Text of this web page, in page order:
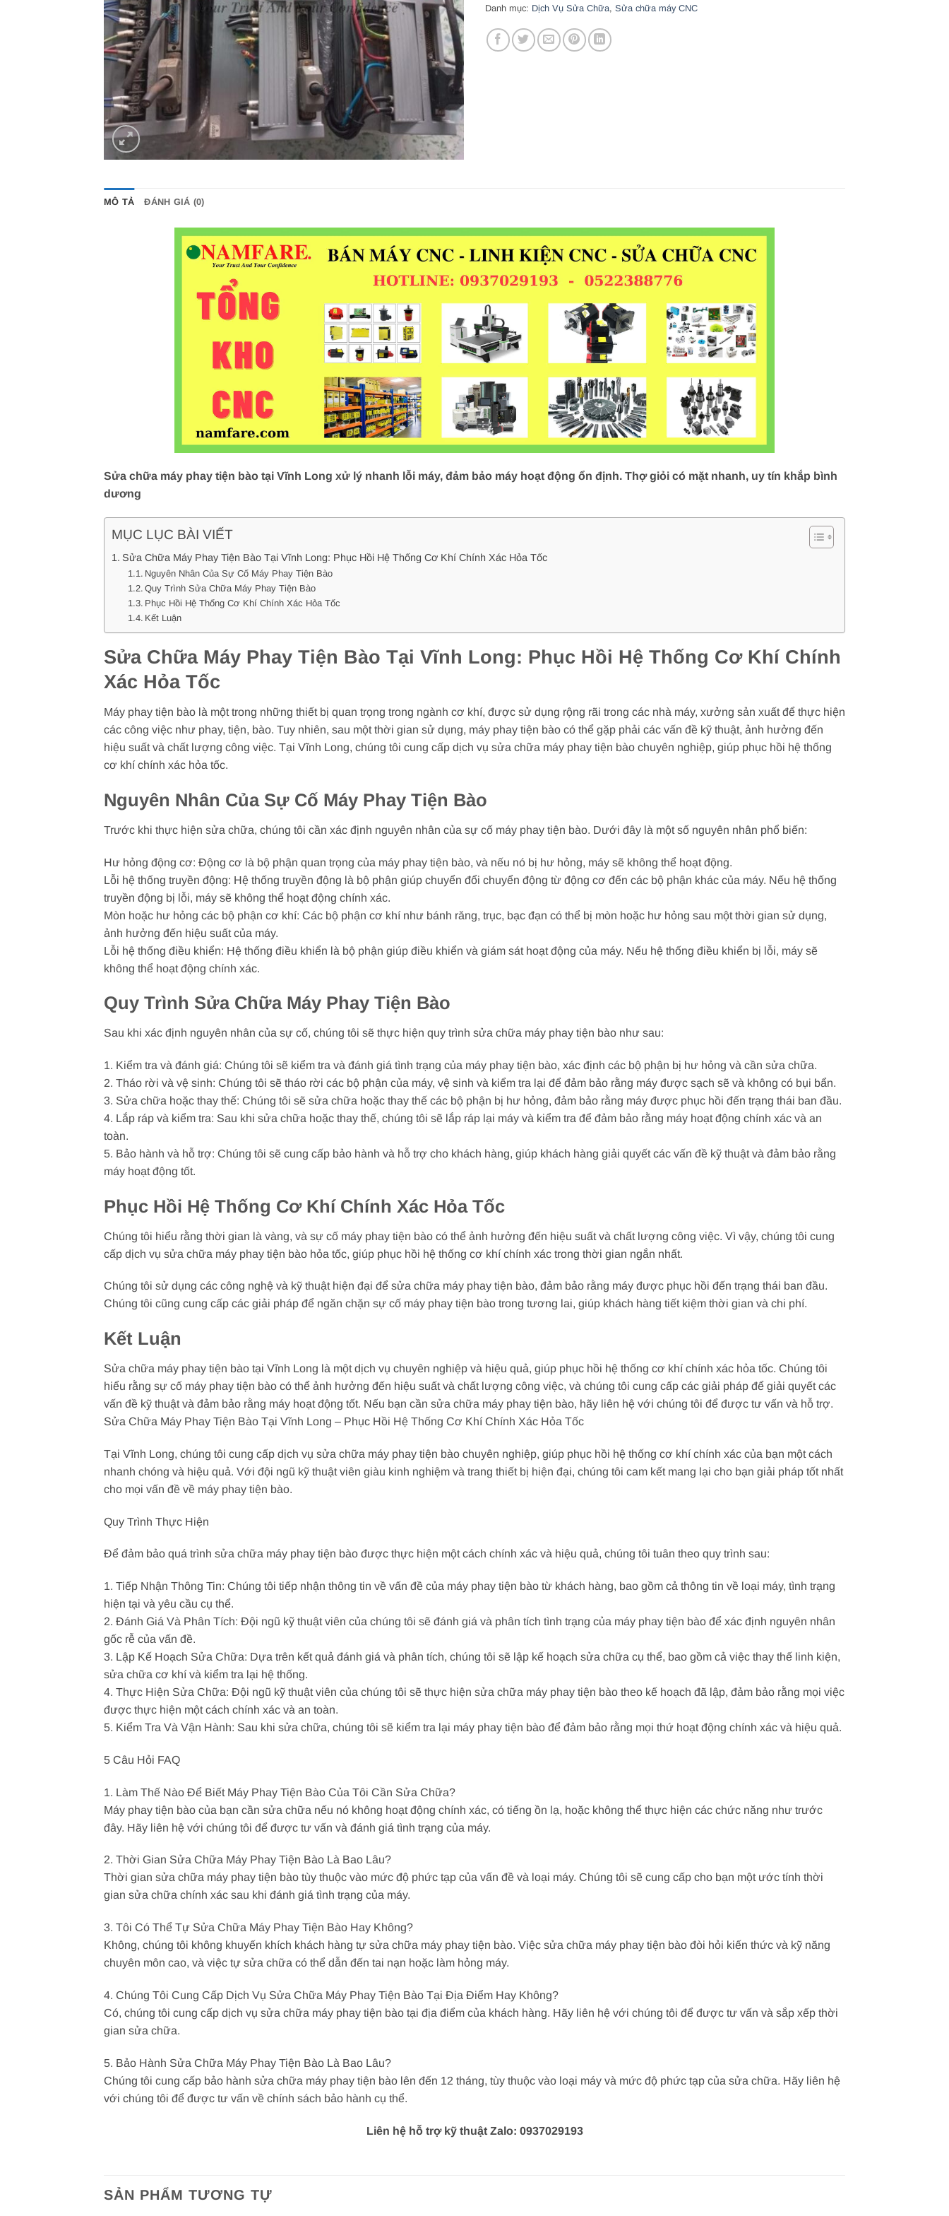
Danh mục: Dịch Vụ Sửa Chữa, Sửa chữa máy CNC
MÔ TẢ ĐÁNH GIÁ (0)
Sửa chữa máy phay tiện bào tại Vĩnh Long xử lý nhanh lỗi máy, đảm bảo máy hoạt động ổn định. Thợ giỏi có mặt nhanh, uy tín khắp bình
dương
MỤC LỤC BÀI VIẾT
Sửa Chữa Máy Phay Tiện Bào Tại Vĩnh Long: Phục Hồi Hệ Thống Cơ Khí Chính Xác Hỏa Tốc
Nguyên Nhân Của Sự Cố Máy Phay Tiện Bào
Quy Trình Sửa Chữa Máy Phay Tiện Bào
Phục Hồi Hệ Thống Cơ Khí Chính Xác Hỏa Tốc
Kết Luận
Sửa Chữa Máy Phay Tiện Bào Tại Vĩnh Long: Phục Hồi Hệ Thống Cơ Khí Chính
Xác Hỏa Tốc
Máy phay tiện bào là một trong những thiết bị quan trọng trong ngành cơ khí, được sử dụng rộng rãi trong các nhà máy, xưởng sản xuất để thực hiện
các công việc như phay, tiện, bào. Tuy nhiên, sau một thời gian sử dụng, máy phay tiện bào có thể gặp phải các vấn đề kỹ thuật, ảnh hưởng đến
hiệu suất và chất lượng công việc. Tại Vĩnh Long, chúng tôi cung cấp dịch vụ sửa chữa máy phay tiện bào chuyên nghiệp, giúp phục hồi hệ thống
cơ khí chính xác hỏa tốc.
Nguyên Nhân Của Sự Cố Máy Phay Tiện Bào
Trước khi thực hiện sửa chữa, chúng tôi cần xác định nguyên nhân của sự cố máy phay tiện bào. Dưới đây là một số nguyên nhân phổ biến:
Hư hỏng động cơ: Động cơ là bộ phận quan trọng của máy phay tiện bào, và nếu nó bị hư hỏng, máy sẽ không thể hoạt động.
Lỗi hệ thống truyền động: Hệ thống truyền động là bộ phận giúp chuyển đổi chuyển động từ động cơ đến các bộ phận khác của máy. Nếu hệ thống
truyền động bị lỗi, máy sẽ không thể hoạt động chính xác.
Mòn hoặc hư hỏng các bộ phận cơ khí: Các bộ phận cơ khí như bánh răng, trục, bạc đạn có thể bị mòn hoặc hư hỏng sau một thời gian sử dụng,
ảnh hưởng đến hiệu suất của máy.
Lỗi hệ thống điều khiển: Hệ thống điều khiển là bộ phận giúp điều khiển và giám sát hoạt động của máy. Nếu hệ thống điều khiển bị lỗi, máy sẽ
không thể hoạt động chính xác.
Quy Trình Sửa Chữa Máy Phay Tiện Bào
Sau khi xác định nguyên nhân của sự cố, chúng tôi sẽ thực hiện quy trình sửa chữa máy phay tiện bào như sau:
1. Kiểm tra và đánh giá: Chúng tôi sẽ kiểm tra và đánh giá tình trạng của máy phay tiện bào, xác định các bộ phận bị hư hỏng và cần sửa chữa.
2. Tháo rời và vệ sinh: Chúng tôi sẽ tháo rời các bộ phận của máy, vệ sinh và kiểm tra lại để đảm bảo rằng máy được sạch sẽ và không có bụi bẩn.
3. Sửa chữa hoặc thay thế: Chúng tôi sẽ sửa chữa hoặc thay thế các bộ phận bị hư hỏng, đảm bảo rằng máy được phục hồi đến trạng thái ban đầu.
4. Lắp ráp và kiểm tra: Sau khi sửa chữa hoặc thay thế, chúng tôi sẽ lắp ráp lại máy và kiểm tra để đảm bảo rằng máy hoạt động chính xác và an
toàn.
5. Bảo hành và hỗ trợ: Chúng tôi sẽ cung cấp bảo hành và hỗ trợ cho khách hàng, giúp khách hàng giải quyết các vấn đề kỹ thuật và đảm bảo rằng
máy hoạt động tốt.
Phục Hồi Hệ Thống Cơ Khí Chính Xác Hỏa Tốc
Chúng tôi hiểu rằng thời gian là vàng, và sự cố máy phay tiện bào có thể ảnh hưởng đến hiệu suất và chất lượng công việc. Vì vậy, chúng tôi cung
cấp dịch vụ sửa chữa máy phay tiện bào hỏa tốc, giúp phục hồi hệ thống cơ khí chính xác trong thời gian ngắn nhất.
Chúng tôi sử dụng các công nghệ và kỹ thuật hiện đại để sửa chữa máy phay tiện bào, đảm bảo rằng máy được phục hồi đến trạng thái ban đầu.
Chúng tôi cũng cung cấp các giải pháp để ngăn chặn sự cố máy phay tiện bào trong tương lai, giúp khách hàng tiết kiệm thời gian và chi phí.
Kết Luận
Sửa chữa máy phay tiện bào tại Vĩnh Long là một dịch vụ chuyên nghiệp và hiệu quả, giúp phục hồi hệ thống cơ khí chính xác hỏa tốc. Chúng tôi
hiểu rằng sự cố máy phay tiện bào có thể ảnh hưởng đến hiệu suất và chất lượng công việc, và chúng tôi cung cấp các giải pháp để giải quyết các
vấn đề kỹ thuật và đảm bảo rằng máy hoạt động tốt. Nếu bạn cần sửa chữa máy phay tiện bào, hãy liên hệ với chúng tôi để được tư vấn và hỗ trợ.
Sửa Chữa Máy Phay Tiện Bào Tại Vĩnh Long – Phục Hồi Hệ Thống Cơ Khí Chính Xác Hỏa Tốc
Tại Vĩnh Long, chúng tôi cung cấp dịch vụ sửa chữa máy phay tiện bào chuyên nghiệp, giúp phục hồi hệ thống cơ khí chính xác của bạn một cách
nhanh chóng và hiệu quả. Với đội ngũ kỹ thuật viên giàu kinh nghiệm và trang thiết bị hiện đại, chúng tôi cam kết mang lại cho bạn giải pháp tốt nhất
cho mọi vấn đề về máy phay tiện bào.
Quy Trình Thực Hiện
Để đảm bảo quá trình sửa chữa máy phay tiện bào được thực hiện một cách chính xác và hiệu quả, chúng tôi tuân theo quy trình sau:
1. Tiếp Nhận Thông Tin: Chúng tôi tiếp nhận thông tin về vấn đề của máy phay tiện bào từ khách hàng, bao gồm cả thông tin về loại máy, tình trạng
hiện tại và yêu cầu cụ thể.
2. Đánh Giá Và Phân Tích: Đội ngũ kỹ thuật viên của chúng tôi sẽ đánh giá và phân tích tình trạng của máy phay tiện bào để xác định nguyên nhân
gốc rễ của vấn đề.
3. Lập Kế Hoạch Sửa Chữa: Dựa trên kết quả đánh giá và phân tích, chúng tôi sẽ lập kế hoạch sửa chữa cụ thể, bao gồm cả việc thay thế linh kiện,
sửa chữa cơ khí và kiểm tra lại hệ thống.
4. Thực Hiện Sửa Chữa: Đội ngũ kỹ thuật viên của chúng tôi sẽ thực hiện sửa chữa máy phay tiện bào theo kế hoạch đã lập, đảm bảo rằng mọi việc
được thực hiện một cách chính xác và an toàn.
5. Kiểm Tra Và Vận Hành: Sau khi sửa chữa, chúng tôi sẽ kiểm tra lại máy phay tiện bào để đảm bảo rằng mọi thứ hoạt động chính xác và hiệu quả.
5 Câu Hỏi FAQ
1. Làm Thế Nào Để Biết Máy Phay Tiện Bào Của Tôi Cần Sửa Chữa?
Máy phay tiện bào của bạn cần sửa chữa nếu nó không hoạt động chính xác, có tiếng ồn lạ, hoặc không thể thực hiện các chức năng như trước
đây. Hãy liên hệ với chúng tôi để được tư vấn và đánh giá tình trạng của máy.
2. Thời Gian Sửa Chữa Máy Phay Tiện Bào Là Bao Lâu?
Thời gian sửa chữa máy phay tiện bào tùy thuộc vào mức độ phức tạp của vấn đề và loại máy. Chúng tôi sẽ cung cấp cho bạn một ước tính thời
gian sửa chữa chính xác sau khi đánh giá tình trạng của máy.
3. Tôi Có Thể Tự Sửa Chữa Máy Phay Tiện Bào Hay Không?
Không, chúng tôi không khuyến khích khách hàng tự sửa chữa máy phay tiện bào. Việc sửa chữa máy phay tiện bào đòi hỏi kiến thức và kỹ năng
chuyên môn cao, và việc tự sửa chữa có thể dẫn đến tai nạn hoặc làm hỏng máy.
4. Chúng Tôi Cung Cấp Dịch Vụ Sửa Chữa Máy Phay Tiện Bào Tại Địa Điểm Hay Không?
Có, chúng tôi cung cấp dịch vụ sửa chữa máy phay tiện bào tại địa điểm của khách hàng. Hãy liên hệ với chúng tôi để được tư vấn và sắp xếp thời
gian sửa chữa.
5. Bảo Hành Sửa Chữa Máy Phay Tiện Bào Là Bao Lâu?
Chúng tôi cung cấp bảo hành sửa chữa máy phay tiện bào lên đến 12 tháng, tùy thuộc vào loại máy và mức độ phức tạp của sửa chữa. Hãy liên hệ
với chúng tôi để được tư vấn về chính sách bảo hành cụ thể.
Liên hệ hỗ trợ kỹ thuật Zalo: 0937029193
SẢN PHẨM TƯƠNG TỰ